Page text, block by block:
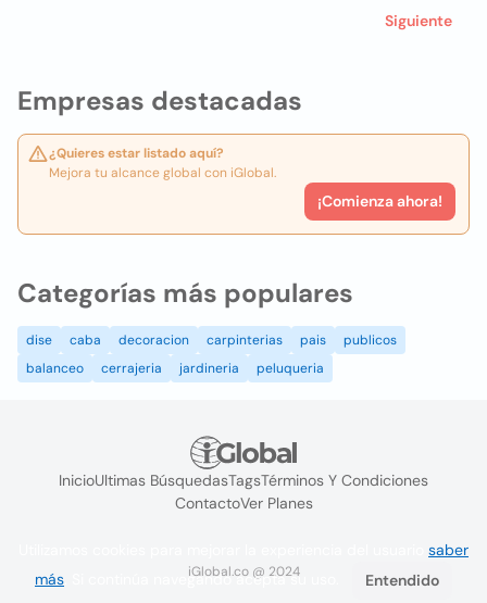
Empresas destacadas
¿Quieres estar listado aquí?
Mejora tu alcance global con iGlobal.
¡Comienza ahora!
Siguiente
Categorías más populares
dise caba decoracion carpinterias pais
publicos
balanceo
cerrajeria jardineria peluqueria
InicioUltimas BúsquedasTagsTérminos Y Condiciones
ContactoVer Planes
iGlobal.co @ 2024
saber
más . Si continúa navegando acepta su uso. Entendido